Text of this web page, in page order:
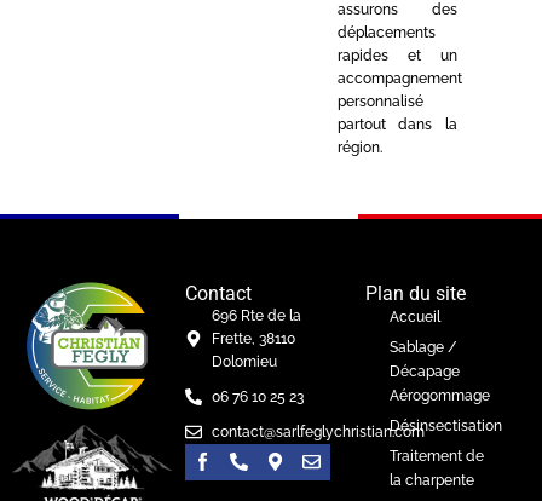
assurons des
déplacements
rapides et un
accompagnement
personnalisé
partout dans la
région.
Contact
696 Rte de la
Frette, 38110
Dolomieu
06 76 10 25 23
contact@sarlfeglychristian.com
Plan du site
Accueil
Sablage /
Décapage
Aérogommage
Désinsectisation
Traitement de
la charpente